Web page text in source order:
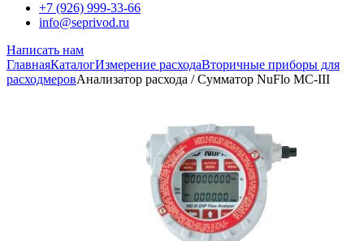
+7 (926) 999-33-66
info@seprivod.ru
Написать нам
ГлавнаяКаталогИзмерение расходаВторичные приборы для
расходмеровАнализатор расхода / Сумматор NuFlo MC-III